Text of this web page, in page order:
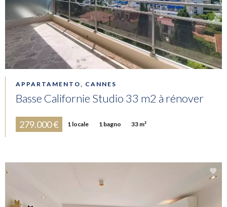
APPARTAMENTO, CANNES
Basse Californie Studio 33 m2 à rénover
279.000 € 1 locale 1 bagno 33 m²